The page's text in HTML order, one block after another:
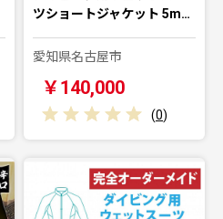
ツショートジャケット 5m…
愛知県名古屋市
￥140,000
(0)